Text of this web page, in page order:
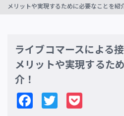
メリットや実現するために必要なことを紹
ライブコマースによる
メリットや実現するた
介！
Facebook
Twitter